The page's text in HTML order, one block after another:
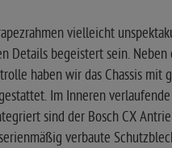
vielleicht
Details begeistert sein.
haben wir das Chassis
Im Inneren
sind der Bosch CX
verbaute